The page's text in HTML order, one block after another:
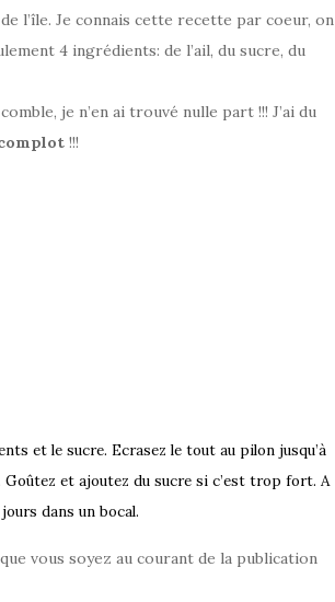
l’île. Je connais cette recette par coeur, on
4 ingrédients: de l’ail, du sucre, du
je n’en ai trouvé nulle part !!! J’ai du
!!!
et le sucre. Ecrasez le tout au pilon jusqu’à
Goûtez et ajoutez du sucre si c’est trop fort. A
dans un bocal.
vous soyez au courant de la publication